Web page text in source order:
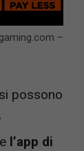
–
possono
l’app di